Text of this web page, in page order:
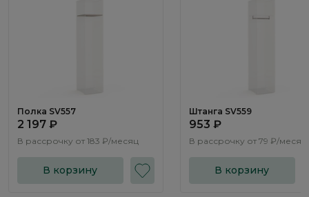
Полка SV557
2 197 ₽
В рассрочку от 183 ₽/месяц
В корзину
Штанга SV559
953 ₽
В рассрочку от 79 ₽/месяц
В корзину